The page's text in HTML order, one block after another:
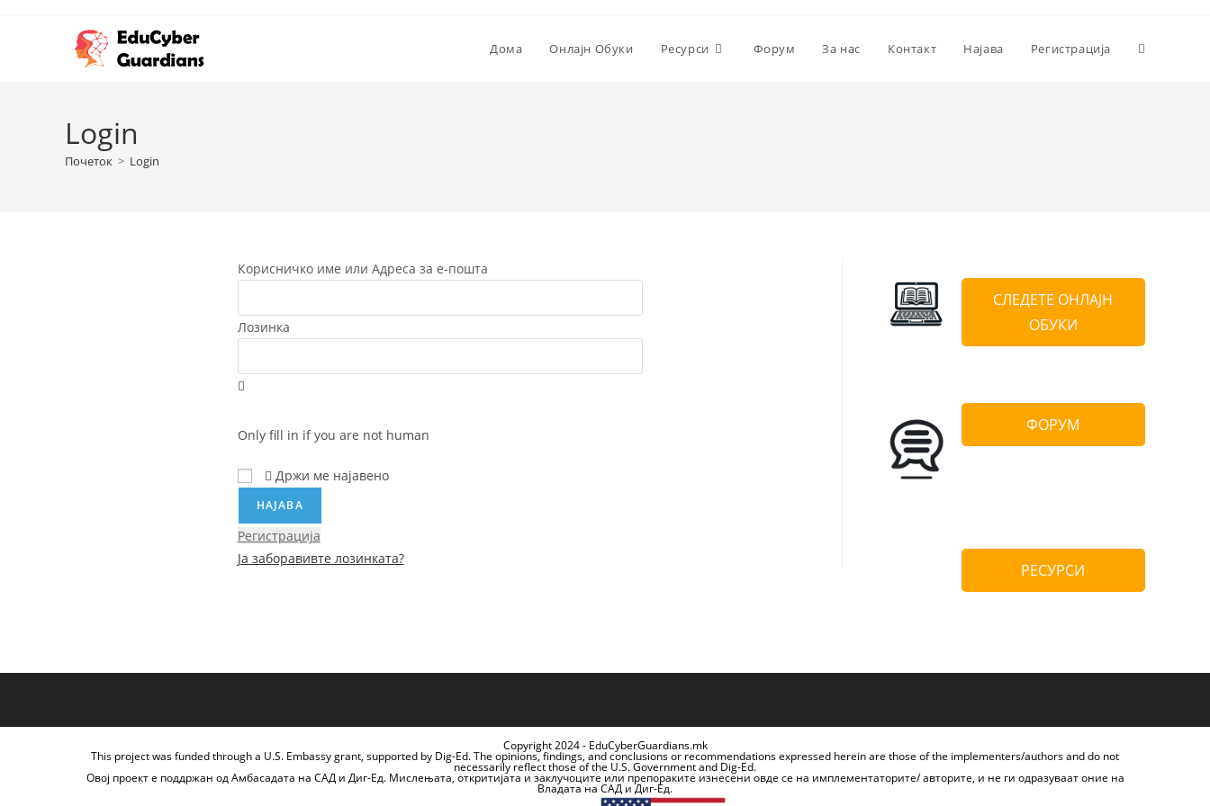
Дома Онлајн Обуки Ресурси Форум За нас Контакт Најава Регистрација
Login
Почеток > Login
Корисничко име или Адреса за е-пошта
Лозинка
Only fill in if you are not human
Држи ме најавено
Регистрација
Ја заборавивте лозинката?
СЛЕДЕТЕ ОНЛАЈН
ОБУКИ
ФОРУМ
РЕСУРСИ
Copyright 2024 - EduCyberGuardians.mk
This project was funded through a U.S. Embassy grant, supported by Dig-Ed. The opinions, findings, and conclusions or recommendations expressed herein are those of the implementers/authors and do not
necessarily reflect those of the U.S. Government and Dig-Ed.
Овој проект е поддржан од Амбасадата на САД и Диг-Ед. Мислењата, откритијата и заклучоците или препораките изнесени овде се на имплементаторите/ авторите, и не ги одразуваат оние на
Владата на САД и Диг-Ед.